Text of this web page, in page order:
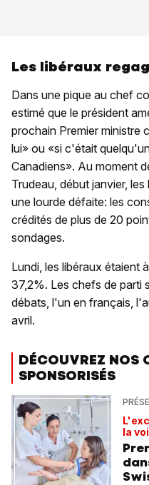
Les libéraux
Dans une pique au chef
estimé que le président
prochain Premier ministre
lui» ou «si c'était
Canadiens». Au moment
Trudeau, début janvier,
une lourde défaite: les
crédités de plus de 20
sondages.
Lundi, les libéraux étaient
37,2%. Les chefs de parti
débats, l'un en français,
avril.
DÉCOUVREZ NOS
SPONSORISÉS
la